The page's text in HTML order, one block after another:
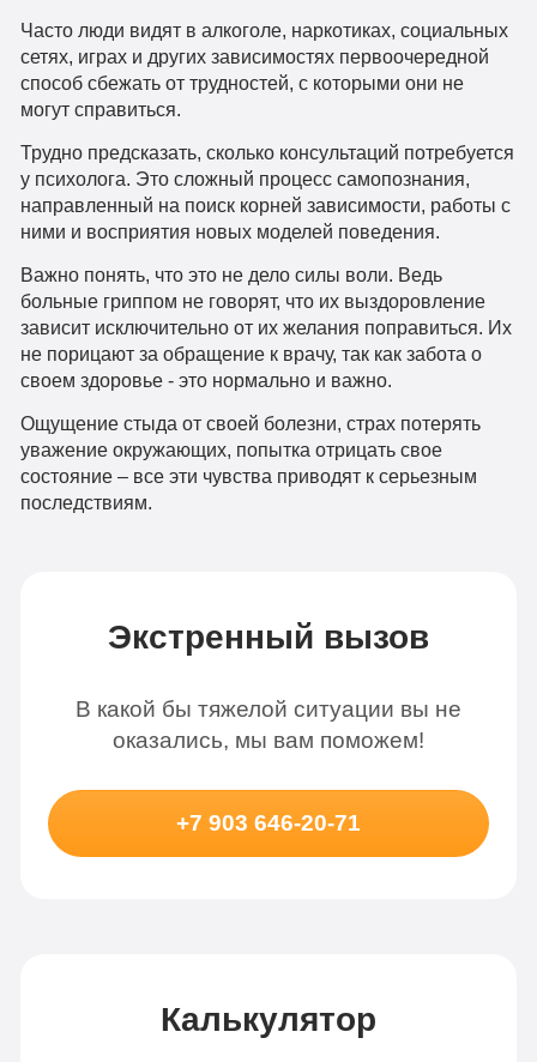
Часто люди видят в алкоголе, наркотиках, социальных
сетях, играх и других зависимостях первоочередной
способ сбежать от трудностей, с которыми они не
могут справиться.
Трудно предсказать, сколько консультаций потребуется
у психолога. Это сложный процесс самопознания,
направленный на поиск корней зависимости, работы с
ними и восприятия новых моделей поведения.
Важно понять, что это не дело силы воли. Ведь
больные гриппом не говорят, что их выздоровление
зависит исключительно от их желания поправиться. Их
не порицают за обращение к врачу, так как забота о
своем здоровье - это нормально и важно.
Ощущение стыда от своей болезни, страх потерять
уважение окружающих, попытка отрицать свое
состояние – все эти чувства приводят к серьезным
последствиям.
Экстренный вызов
В какой бы тяжелой ситуации вы не
оказались, мы вам поможем!
+7 903 646-20-71
Калькулятор